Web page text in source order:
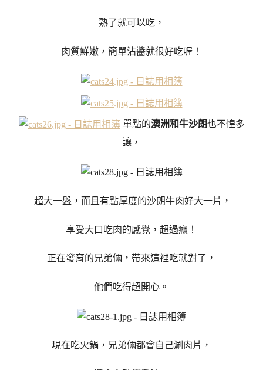
熟了就可以吃，
肉質鮮嫩，簡單沾醬就很好吃喔！
單點的澳洲和牛沙朗也不惶多
讓，
超大一盤，而且有點厚度的沙朗牛肉好大一片，
享受大口吃肉的感覺，超過癮！
正在發育的兄弟倆，帶來這裡吃就對了，
他們吃得超開心。
現在吃火鍋，兄弟倆都會自己涮肉片，